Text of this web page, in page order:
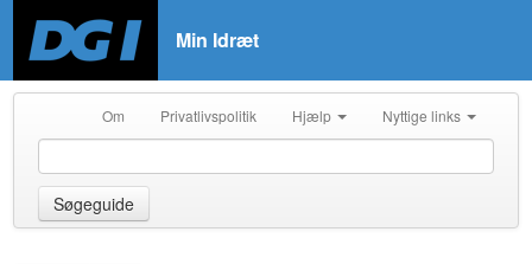
Min Idræt
Om Privatlivspolitik Hjælp Nyttige links
Søgeguide